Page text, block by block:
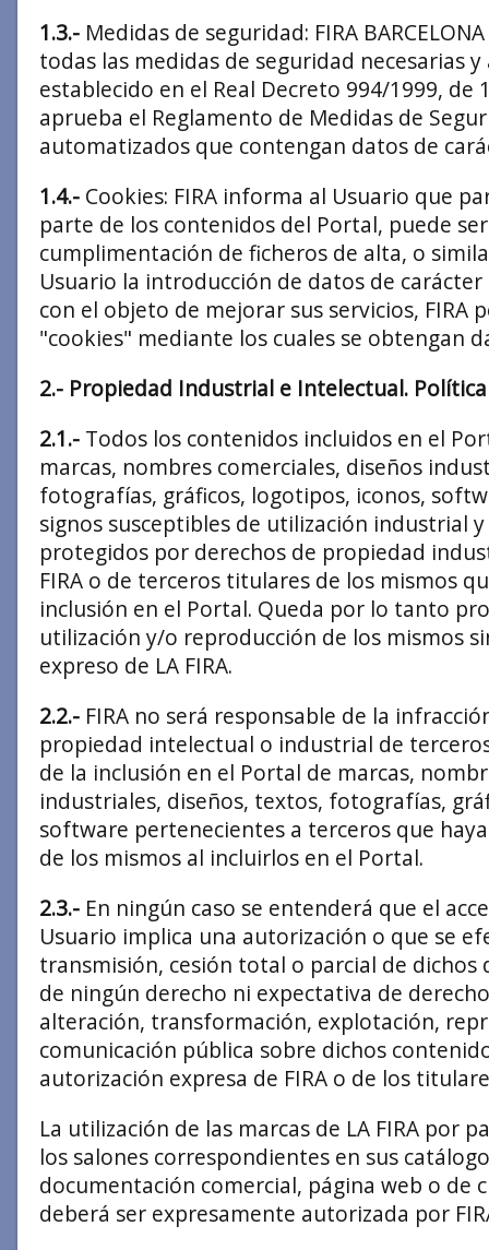
1.3.- Medidas de seguridad: FIRA
todas las medidas de seguridad necesarias y
establecido en el Real Decreto 994/1999, de
aprueba el Reglamento de Medidas de
automatizados que contengan datos de
1.4.- Cookies: FIRA informa al Usuario que
parte de los contenidos del Portal, puede
cumplimentación de ficheros de alta, o
Usuario la introducción de datos de
con el objeto de mejorar sus servicios, FIRA
"cookies" mediante los cuales se obtengan
2.- Propiedad Industrial e Intelectual.
2.1.- Todos los contenidos incluidos en el
marcas, nombres comerciales, diseños
fotografías, gráficos, logotipos, iconos,
signos susceptibles de utilización industrial
protegidos por derechos de propiedad
FIRA o de terceros titulares de los mismos
inclusión en el Portal. Queda por lo tanto
utilización y/o reproducción de los mismos
expreso de LA FIRA.
2.2.- FIRA no será responsable de la
propiedad intelectual o industrial de
de la inclusión en el Portal de marcas,
industriales, diseños, textos, fotografías,
software pertenecientes a terceros que
de los mismos al incluirlos en el Portal.
2.3.- En ningún caso se entenderá que el
Usuario implica una autorización o que se
transmisión, cesión total o parcial de dichos
de ningún derecho ni expectativa de
alteración, transformación, explotación,
comunicación pública sobre dichos
autorización expresa de FIRA o de los
La utilización de las marcas de LA FIRA por
los salones correspondientes en sus
documentación comercial, página web o de
deberá ser expresamente autorizada por